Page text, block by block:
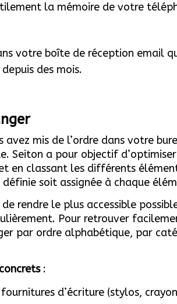
la mémoire de votre
votre boîte de réception email
des mois.
avez mis de l’ordre dans votre
Seiton a pour objectif
en classant les différents
définie soit assignée à chaque
rendre le plus accessible
Pour retrouver
par ordre alphabétique, par
:
d’écriture (stylos,